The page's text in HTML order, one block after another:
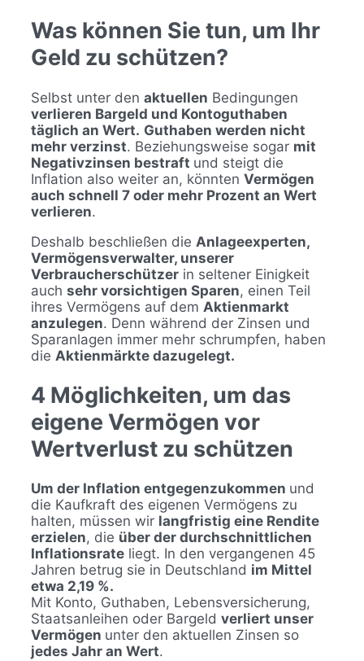
Was können Sie tun, um Ihr
Geld zu schützen?
Selbst unter den aktuellen Bedingungen
verlieren Bargeld und Kontoguthaben
täglich an Wert. Guthaben werden nicht
mehr verzinst. Beziehungsweise sogar mit
Negativzinsen bestraft und steigt die
Inflation also weiter an, könnten Vermögen
auch schnell 7 oder mehr Prozent an Wert
verlieren.
Deshalb beschließen die Anlageexperten,
Vermögensverwalter, unserer
Verbraucherschützer in seltener Einigkeit
auch sehr vorsichtigen Sparen, einen Teil
ihres Vermögens auf dem Aktienmarkt
anzulegen. Denn während der Zinsen und
Sparanlagen immer mehr schrumpfen, haben
die Aktienmärkte dazugelegt.
4 Möglichkeiten, um das
eigene Vermögen vor
Wertverlust zu schützen
Um der Inflation entgegenzukommen und
die Kaufkraft des eigenen Vermögens zu
halten, müssen wir langfristig eine Rendite
erzielen, die über der durchschnittlichen
Inflationsrate liegt. In den vergangenen 45
Jahren betrug sie in Deutschland im Mittel
etwa 2,19 %.
Mit Konto, Guthaben, Lebensversicherung,
Staatsanleihen oder Bargeld verliert unser
Vermögen unter den aktuellen Zinsen so
jedes Jahr an Wert.